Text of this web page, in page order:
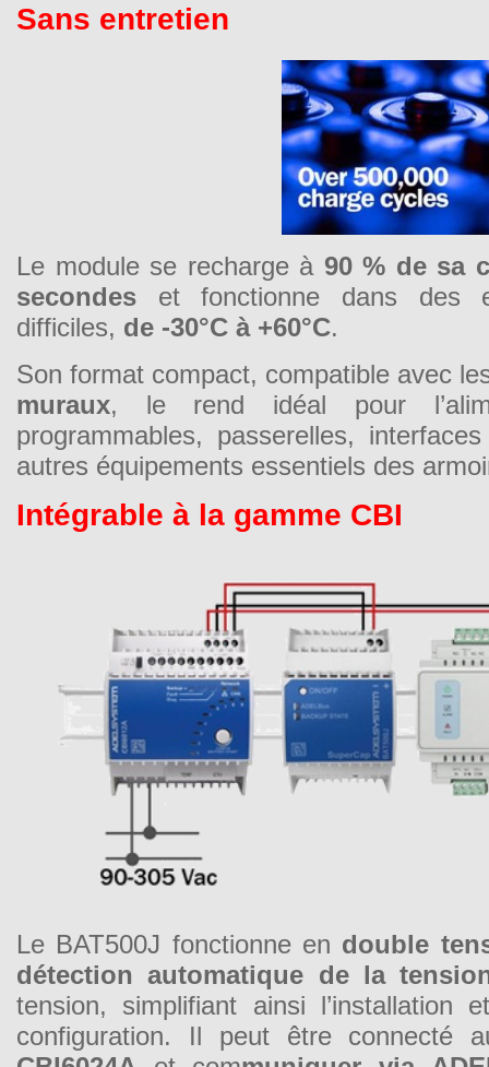
Sans entretien
Le module se recharge à 90 % de sa
secondes et fonctionne dans des
difficiles, de -30°C à +60°C.
Son format compact, compatible avec
muraux, le rend idéal pour
programmables, passerelles,
autres équipements essentiels des
Intégrable à la gamme CBI
Le BAT500J fonctionne en double
détection automatique de la
tension, simplifiant ainsi l’installation
configuration. Il peut être connecté